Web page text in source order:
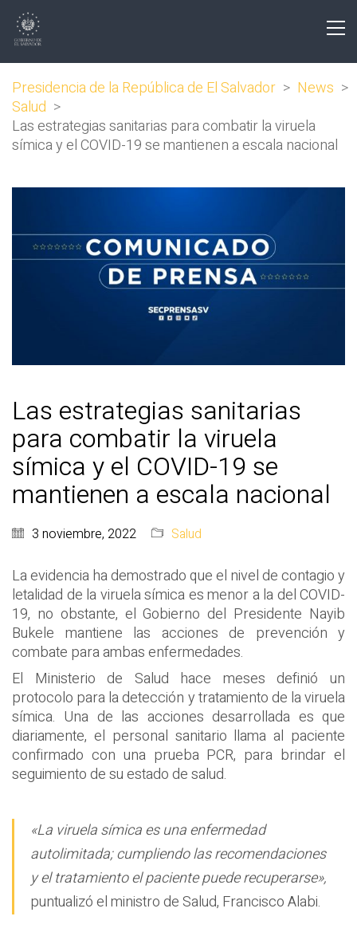
Presidencia de la República de El Salvador > News >
Salud >
Las estrategias sanitarias para combatir la viruela
símica y el COVID-19 se mantienen a escala nacional
Las estrategias sanitarias
para combatir la viruela
símica y el COVID-19 se
mantienen a escala nacional
3 noviembre, 2022 Salud
La evidencia ha demostrado que el nivel de contagio y
letalidad de la viruela símica es menor a la del COVID-
19, no obstante, el Gobierno del Presidente Nayib
Bukele mantiene las acciones de prevención y
combate para ambas enfermedades.
El Ministerio de Salud hace meses definió un
protocolo para la detección y tratamiento de la viruela
símica. Una de las acciones desarrollada es que
diariamente, el personal sanitario llama al paciente
confirmado con una prueba PCR, para brindar el
seguimiento de su estado de salud.
«La viruela símica es una enfermedad
autolimitada; cumpliendo las recomendaciones
y el tratamiento el paciente puede recuperarse»,
puntualizó el ministro de Salud, Francisco Alabi.